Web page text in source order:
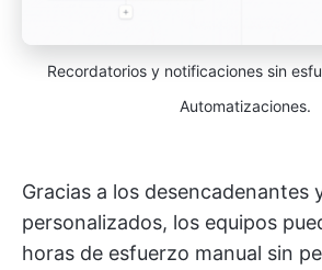
Recordatorios y notificaciones sin
Automatizaciones.
Gracias a los desencadenantes
personalizados, los equipos
horas de esfuerzo manual sin